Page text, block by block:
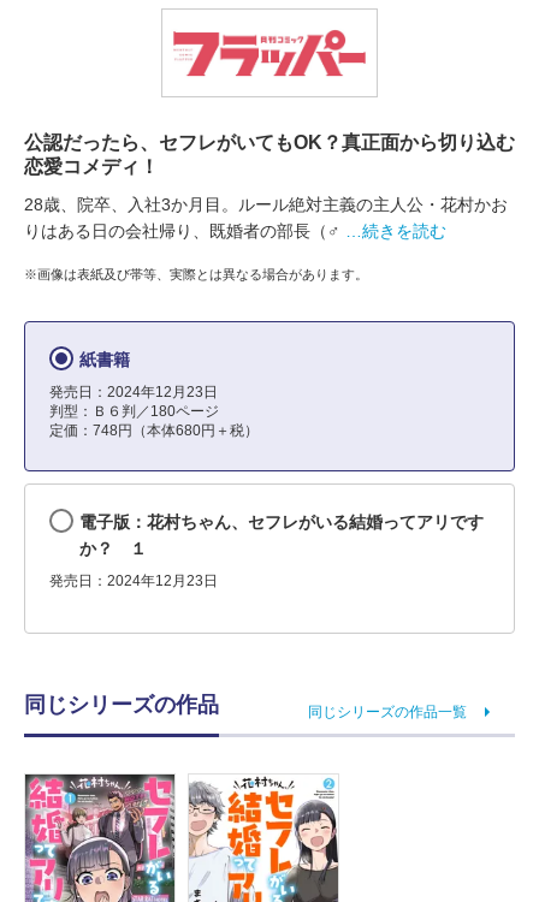
公認だったら、セフレがいてもOK？真正面から切り込む
恋愛コメディ！
28歳、院卒、入社3か月目。ルール絶対主義の主人公・花村かお
りはある日の会社帰り、既婚者の部長（♂
…続きを読む
※画像は表紙及び帯等、実際とは異なる場合があります。
紙書籍
発売日：2024年12月23日
判型：Ｂ６判／180ページ
定価：748円（本体680円＋税）
電子版：花村ちゃん、セフレがいる結婚ってアリです
か？ １
発売日：2024年12月23日
同じシリーズの作品 同じシリーズの作品一覧